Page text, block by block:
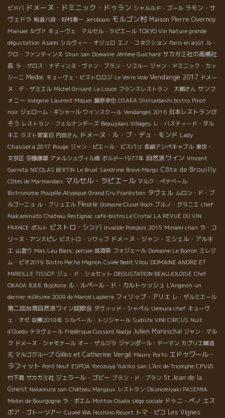
ビドバ ドメーヌ・ドミニック・ドゥラン シャルルド・ゴール ラモン・サ
ヴェドラ 剣道八段・好村兼一 Jeroboam モルゴン村 Maison Pierre Overnoy
Manuel ルヴァ キューヴェ マルセル・ラピエール TOKYO Vin Nature grande
dégustation Asami シルヴィー・オジュロ エノ・コネクション Paris en août ル・
クロ・ファンティンヌ Shun san Domaine Jérôme Guichard サカガミ社の高橋社
長 ラ・グロス・ナディンヌ・ヴァン・ブラン・リコルー ジャン・ドミニック・カッ
シーニ Medoc キューヴェ・ビストロロジ Le Verre Vole Vendange 2017 ドメー
ヌ・デ・ザミエル Michel Grisard La Louce フランスレストラン 大輔さん サンフ
ォニー Indigene Laurent Miquel 藤原幸也 OSAKA Shinsaibashi bistro Pinot
noir ジェローム・ギシャール ワインスクール Vendanges 2016 日本レストランび
そう レストラン・フェルナンデーズ Beaujolais Villages レ・バスティード・ダル
キエ ラスト営業日 内田さん ドメーヌ・ル・ブ・デュ・モンド Lady
Chassera 2017 Rouge ジャン・ピエール・ビスパリ 長崎アンペキャブル 東京・
文京区 宗像康雄 アメルシュヴィル畑 ボルドー1977年 自然派ワイン Vincent
Garreta NICOLAS BERTIN Le Bruel Sandrine Brave Margo Côte de Brouilly
Côtes de Marmandais マルセル・ラピエ－ル マルク・ぺナベール
Bistronomie Poupille Atypique Grand Cru Frankstein タヴェル ムロン・ド・ブ
ルゴーニュ ル・ブリュエル Fleurie Domaine Clusel Roch ブルノ・グラニエ chef
Nakaminato Chateau Restignac café-bistro Le Cristal LA REVUE DU VIN
FRANCE ポルト ビストロ・シンバ Invalide Pompois 2015 Minami chan ラ・コ
リーヌ・アンスピレ ビストロ・ソワッフ ドメーヌ・ジャン・ミシェル・アルキ
エ 山登り Mas Lau Blanc pensee 銘酒祭 フォジェール Domaine Le Boiron ミレジ
ム・ビオ2019 Bistro Peche Mignon Cuvée Bedit Vilou DOMAINE ANDRE ET
MIREILLE TISSOT ジュ・ド・ショセット DEGUSTATION BEAUJOLOISE Chef
OKADA B.B.B. Bojoloise ル・ルペール・ド・カルトゥッシュ L'Angevin un
dernier millésime 2009 de Marcel Lapierre フィリップ・アリエ レ・ザルミエール
第二回台湾自然派ワイン試飲会 ダヴィッド・シャペル Uemura chef キューヴ
ェ・オゼ 収穫2018年 シルベール・トリシャール Sudiste VINI CIRCUS Nuit
d'Ooedo テラヴェール Frédérique Cossard Nadja Julien Mareschal ジャン・マル
ク ドメーヌ・シャモナール オー・ザルジラ ジャンポール・ドーマン カプリエ醸造
元 マルゴグループ Gilles et Catherine Vergé Maury Porto エドゥワール・
ラフィット Pont Neuf ESPOA Yorozuya Yukiko san L'Arc de Triomphe CPVの
竹下君 サカガミ社 ジェラール・ゴビー ブラン・ド・ブラン St Jean de la
Ginest Nakamura san Château Margaux レストラン Okonomiyaki PASEMIA
Melon de Bourgogne ラ・ボエム Mottox Osaka siège sociale ドゥニ・ペノ エス
ポア・ゴトーツアー Cuveé WA Hoshino Resort トマ・ピコ Les Vignes